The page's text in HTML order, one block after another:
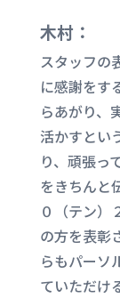
木村：
スタッフの
に感謝をす
らあがり、
活かすとい
り、頑張っ
をきちんと
０（テン）
の方を表彰
らもパーソ
ていただけ